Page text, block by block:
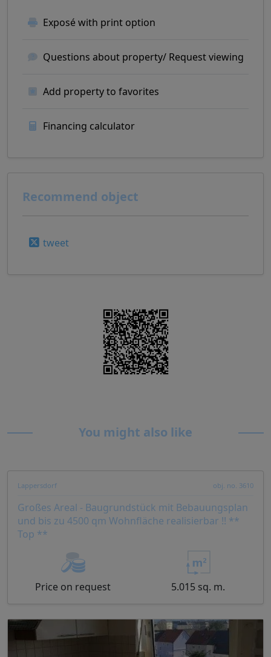
Exposé with print option
Questions about property/ Request viewing
Add property to favorites
Financing calculator
Recommend object
tweet
You might also like
Lappersdorf obj. no. 3610
Großes Areal - Baugrundstück mit Bebauungsplan
und bis zu 4500 qm Wohnfläche realisierbar !! **
Top **
Price on request 5.015 sq. m.